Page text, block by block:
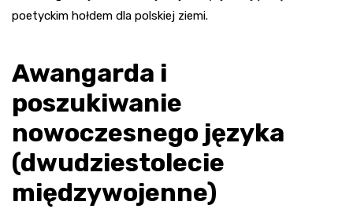
poetyckim hołdem dla polskiej ziemi.
Awangarda i
poszukiwanie
nowoczesnego języka
(dwudziestolecie
międzywojenne)